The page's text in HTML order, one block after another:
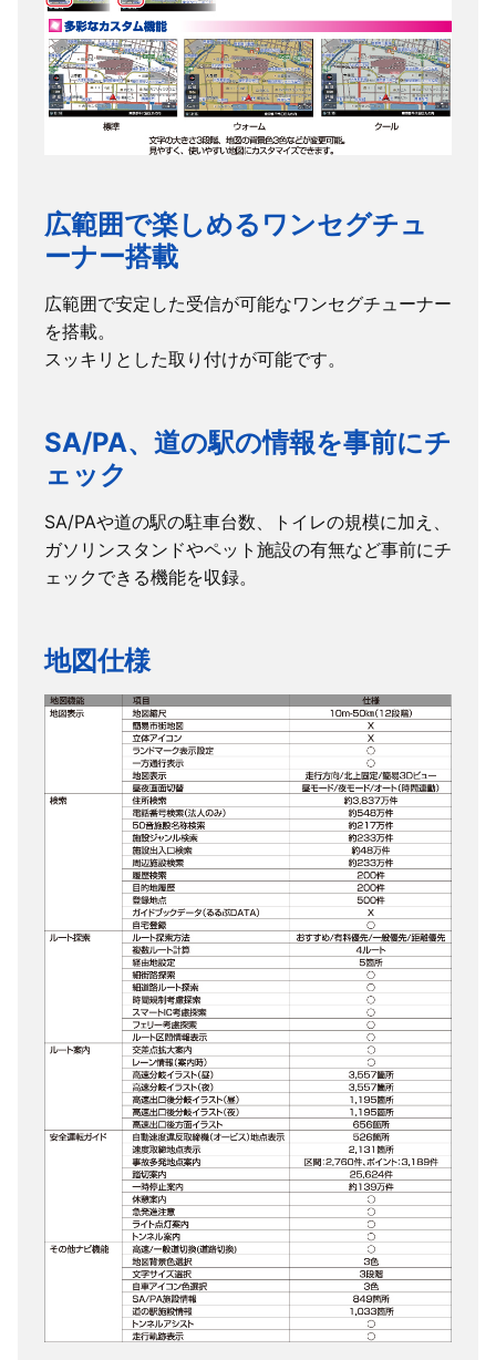
広範囲で楽しめるワンセグチュ
ーナー搭載
広範囲で安定した受信が可能なワンセグチューナー
を搭載。
スッキリとした取り付けが可能です。
SA/PA、道の駅の情報を事前にチ
ェック
SA/PAや道の駅の駐車台数、トイレの規模に加え、
ガソリンスタンドやペット施設の有無など事前にチ
ェックできる機能を収録。
地図仕様
力
対応動画フォー
マット
AVI/AMV/MPEG
対応音楽フォー
MP3/WMA
マット
内蔵電源
ー
消費電力
約２A
本体サイズ
約W178.5×H111.5×D12mm
保存温度範囲
ー20℃～+70℃
地図データ
地図容量
4GB
市街図
ー
体ホルダー収納型）、落下防止スト
ラップ